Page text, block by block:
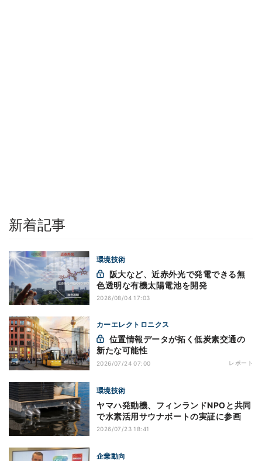
新着記事
環境技術
色透明な有機太陽電池を開発
2026/08/04 17:03
カーエレクトロニクス
新たな可能性
2026/07/24 07:00 レポート
環境技術
ヤマハ発動機、フィンランドNPOと共同
で水素活用サウナボートの実証に参画
2026/07/23 18:41
企業動向